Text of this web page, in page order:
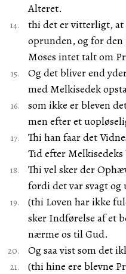
Alteret.
thi det er vitterligt, at
oprunden, og for den
Moses intet talt om
Og det bliver end
med Melkisedek
som ikke er bleven
men efter et
Thi han faar det
Tid efter Melkisedeks
Thi vel sker der
fordi det var svagt
(thi Loven har ikke
sker Indførelse af et
nærme os til Gud.
Og saa vist som det
(thi hine ere blevne